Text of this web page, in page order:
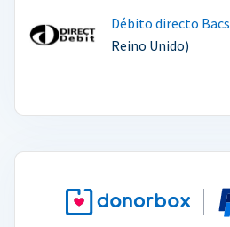
Débito directo Bacs
Reino Unido)